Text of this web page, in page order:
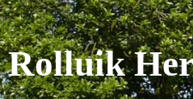
Rolluik